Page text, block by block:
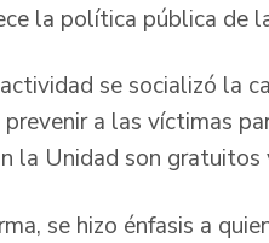
la política pública de
se socializó la
a las víctimas
la Unidad son gratuitos
se hizo énfasis a